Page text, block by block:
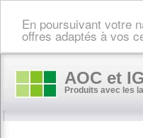
En poursuivant votre
offres adaptés à vos
AOC et
Produits avec les